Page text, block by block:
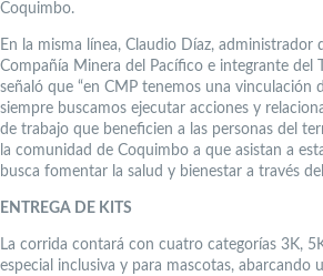
Coquimbo.
En la misma línea, Claudio Díaz,
Compañía Minera del Pacífico e integrante del
señaló que “en CMP tenemos una vinculación
siempre buscamos ejecutar acciones y
de trabajo que beneficien a las personas del
la comunidad de Coquimbo a que asistan a
busca fomentar la salud y bienestar a través
ENTREGA DE KITS
La corrida contará con cuatro categorías 3K,
especial inclusiva y para mascotas, abarcando